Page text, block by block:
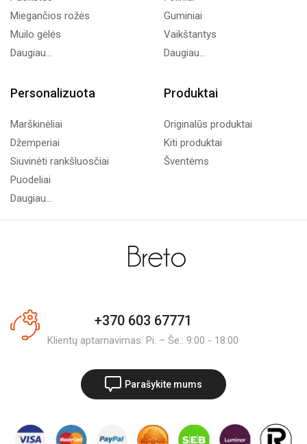
Miegančios rožės
Muilo gėlės
Daugiau...
Guminiai
Vaikštantys
Daugiau...
Personalizuota
Marškinėliai
Džemperiai
Siuvinėti rankšluosčiai
Puodeliai
Daugiau...
Produktai
Originalūs produktai
Kiti produktai
Šventėms
+370 603 67771
Klientų aptarnavimas: Pi. – Še.: 9:00 - 18:00
Parašykite mums